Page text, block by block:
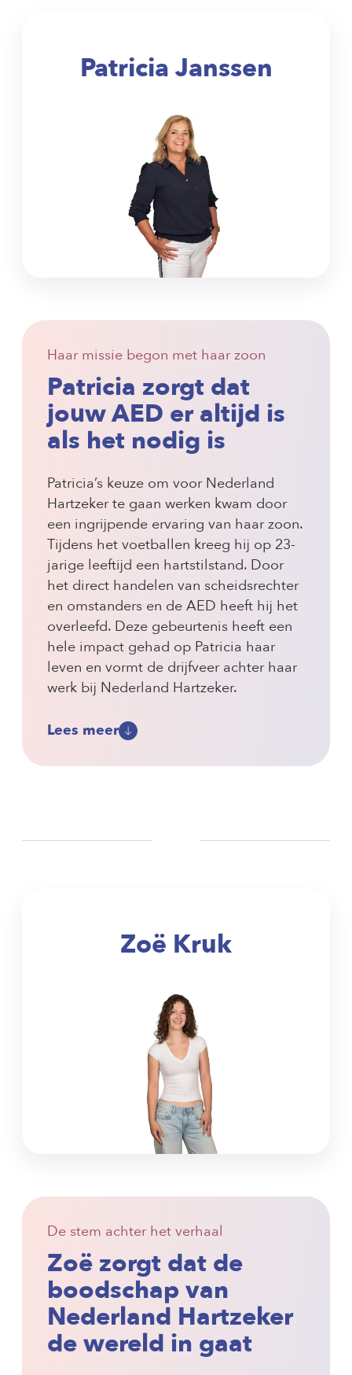
Haar missie begon met haar zoon
Patricia zorgt dat
jouw AED er altijd is
als het nodig is
Patricia’s keuze om voor Nederland
Hartzeker te gaan werken kwam door
een ingrijpende ervaring van haar zoon.
Tijdens het voetballen kreeg hij op 23-
jarige leeftijd een hartstilstand. Door
het direct handelen van scheidsrechter
en omstanders en de AED heeft hij het
overleefd. Deze gebeurtenis heeft een
hele impact gehad op Patricia haar
leven en vormt de drijfveer achter haar
werk bij Nederland Hartzeker.
Lees meer
Patricia Janssen
De stem achter het verhaal
Zoë zorgt dat de
boodschap van
Nederland Hartzeker
de wereld in gaat
Zoë Kruk